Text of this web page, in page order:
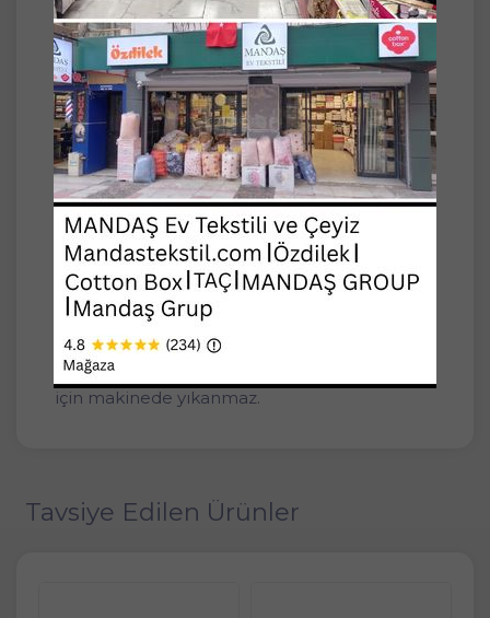
Takımımız toplam 3 parçadir.
Orta Sehpa Runner ebat: 30*96 cm – 1 adet
Zigon Sehpa Runner: 44x30 cm – 2 adet
.
Yıkama : Deterjan, ağartıcı veya çamaşır suyu
kullanılamaz.
Çitilemeden yıkanmalı ve sererek
kurutulmalıdır.
Altına tül yapıştırma yöntemi ile uygulandığı
için makinede yıkanmaz.
Tavsiye Edilen Ürünler